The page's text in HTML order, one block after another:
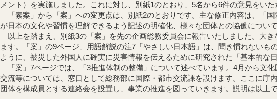
メント）を実施しました。これに対し、別紙1のとおり、5名から6件の意見をいた
「素案」から「案」への変更点は、別紙2のとおりです。主な修正内容は、「
が日本の文化や習慣を理解できるよう記述の明確化、様々な団体との協働につい
以上を踏まえ、別紙3の「案」を先の企画総務委員会に報告いたしました。大
ます。「案」の9ページ、用語解説の注7「やさしい日本語」は、聞き慣れない
ように、被災した外国人に確実に災害情報を伝えるために研究された「基本的な
「案」7ページでは、「3推進体制の整備」について述べています。4月から文
交流等については、窓口として総務部に国際・都市交流課を設けます。ここに
団体を構成員とする連絡会を設置し、事業の推進を図っていきます。説明は以上で